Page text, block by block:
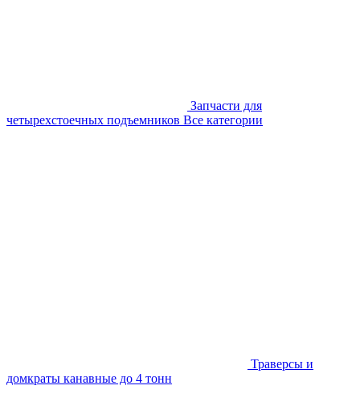
Запчасти для
четырехстоечных подъемников Все категории
Траверсы и
домкраты канавные до 4 тонн